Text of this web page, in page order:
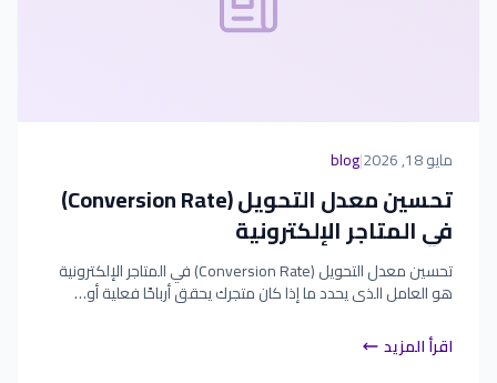
مايو 18, 2026 |
blog
تحسين معدل التحويل (Conversion Rate)
في المتاجر الإلكترونية
تحسين معدل التحويل (Conversion Rate) في المتاجر الإلكترونية
هو العامل الذي يحدد ما إذا كان متجرك يحقق أرباحًا فعلية أو…
اقرأ المزيد